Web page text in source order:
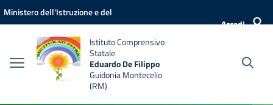
Vai ai contenuti
Vai al menu di navigazione
Vai al footer
Ministero dell'Istruzione e del
Accedi
Istituto Comprensivo
Statale
Eduardo De Filippo
Guidonia Montecelio
(RM)